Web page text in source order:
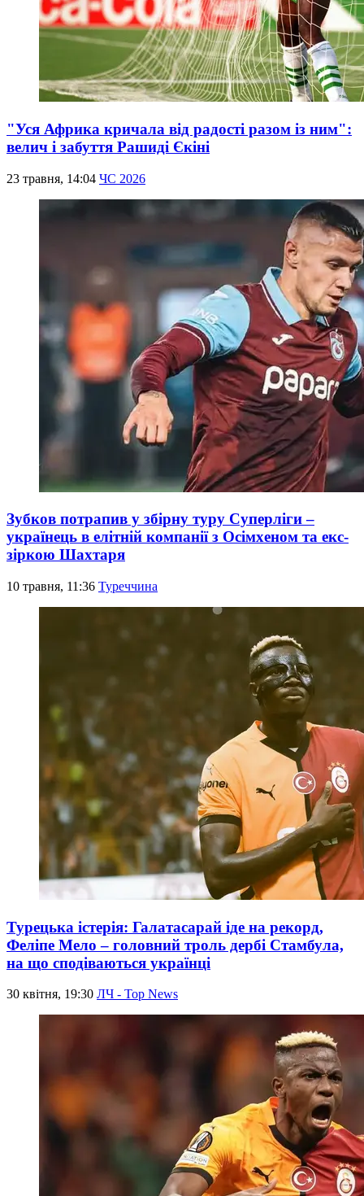
"Уся Африка кричала від радості разом із ним":
велич і забуття Рашиді Єкіні
23 травня, 14:04 ЧС 2026
Зубков потрапив у збірну туру Суперліги –
українець в елітній компанії з Осімхеном та екс-
зіркою Шахтаря
10 травня, 11:36 Туреччина
Турецька істерія: Галатасарай іде на рекорд,
Феліпе Мело – головний троль дербі Стамбула,
на що сподіваються українці
30 квітня, 19:30 ЛЧ - Top News